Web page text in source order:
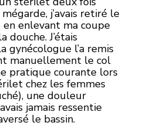
j’avais retiré le
enlevant ma coupe
douche. J’étais
gynécologue l’a remis
manuellement le col
pratique courante lors
chez les femmes
une douleur
jamais ressentie
le bassin.